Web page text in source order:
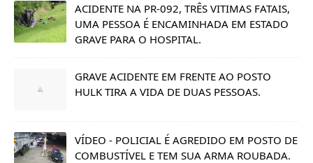
ACIDENTE NA PR-092, TRÊS VITIMAS FATAIS,
UMA PESSOA É ENCAMINHADA EM ESTADO
GRAVE PARA O HOSPITAL.
GRAVE ACIDENTE EM FRENTE AO POSTO
HULK TIRA A VIDA DE DUAS PESSOAS.
VÍDEO - POLICIAL É AGREDIDO EM POSTO DE
COMBUSTÍVEL E TEM SUA ARMA ROUBADA.